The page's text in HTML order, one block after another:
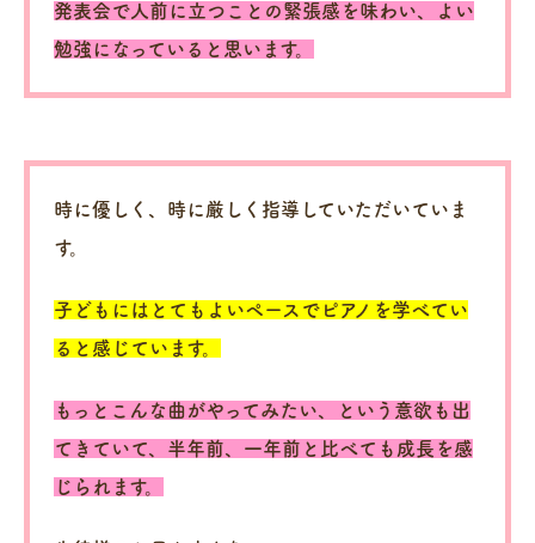
発表会で人前に立つことの緊張感を味わい、よい
勉強になっていると思います。
時に優しく、時に厳しく指導していただいていま
す。
子どもにはとてもよいペースでピアノを学べてい
ると感じています。
もっとこんな曲がやってみたい、という意欲も出
てきていて、半年前、一年前と比べても成長を感
じられます。